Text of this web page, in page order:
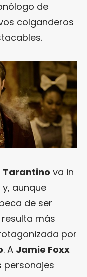
de
colganderos
Tarantino va in
aunque
de ser
más
por
. A Jamie Foxx
personajes